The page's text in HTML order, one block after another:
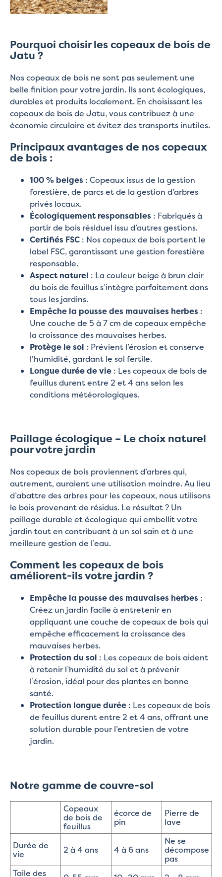
Pourquoi choisir les copeaux de bois de
Jatu ?
Nos copeaux de bois ne sont pas seulement une
belle finition pour votre jardin. Ils sont écologiques,
durables et produits localement. En choisissant les
copeaux de bois de Jatu, vous contribuez à une
économie circulaire et évitez des transports inutiles.
Principaux avantages de nos copeaux
de bois :
100 % belges : Copeaux issus de la gestion
forestière, de parcs et de la gestion d’arbres
privés locaux.
Écologiquement responsables : Fabriqués à
partir de bois résiduel issu d’autres gestions.
Certifiés FSC : Nos copeaux de bois portent le
label FSC, garantissant une gestion forestière
responsable.
Aspect naturel : La couleur beige à brun clair
du bois de feuillus s’intègre parfaitement dans
tous les jardins.
Empêche la pousse des mauvaises herbes :
Une couche de 5 à 7 cm de copeaux empêche
la croissance des mauvaises herbes.
Protège le sol : Prévient l’érosion et conserve
l’humidité, gardant le sol fertile.
Longue durée de vie : Les copeaux de bois de
feuillus durent entre 2 et 4 ans selon les
conditions météorologiques.
Paillage écologique – Le choix naturel
pour votre jardin
Nos copeaux de bois proviennent d’arbres qui,
autrement, auraient une utilisation moindre. Au lieu
d’abattre des arbres pour les copeaux, nous utilisons
le bois provenant de résidus. Le résultat ? Un
paillage durable et écologique qui embellit votre
jardin tout en contribuant à un sol sain et à une
meilleure gestion de l’eau.
Comment les copeaux de bois
améliorent-ils votre jardin ?
Empêche la pousse des mauvaises herbes :
Créez un jardin facile à entretenir en
appliquant une couche de copeaux de bois qui
empêche efficacement la croissance des
mauvaises herbes.
Protection du sol : Les copeaux de bois aident
à retenir l’humidité du sol et à prévenir
l’érosion, idéal pour des plantes en bonne
santé.
Protection longue durée : Les copeaux de bois
de feuillus durent entre 2 et 4 ans, offrant une
solution durable pour l’entretien de votre
jardin.
Notre gamme de couvre-sol
Copeaux
de bois de
feuillus
écorce de
pin
Pierre de
lave
Durée de
vie
2 à 4 ans 4 à 6 ans
Ne se
décompose
pas
Taile des